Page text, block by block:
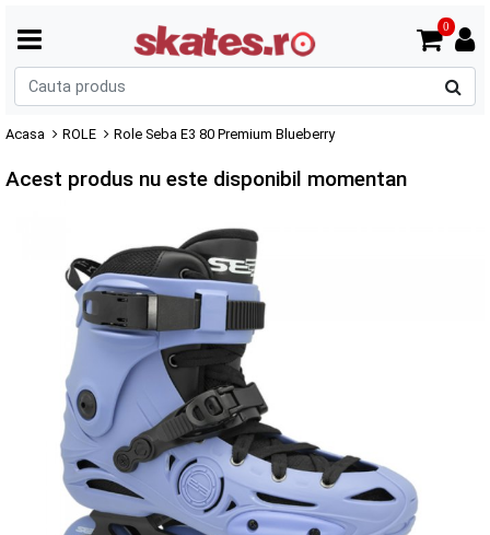
0
Acasa ROLE Role Seba E3 80 Premium Blueberry
Acest produs nu este disponibil momentan